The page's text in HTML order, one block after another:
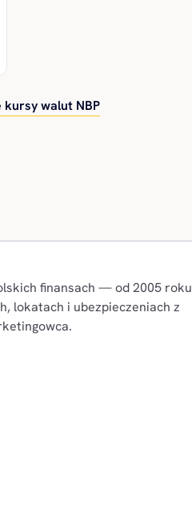
walut NBP
finansach — od 2005 roku
lokatach i ubezpieczeniach z